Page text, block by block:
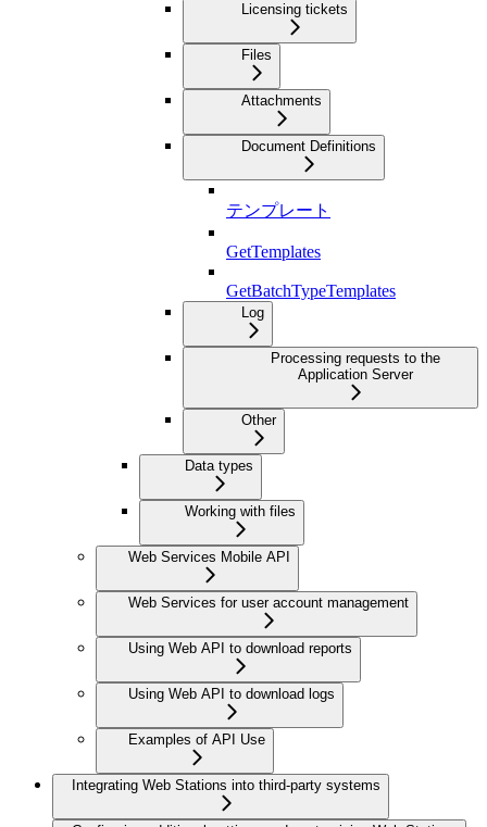
Licensing tickets
Files
Attachments
Document Definitions
テンプレート
GetTemplates
GetBatchTypeTemplates
Log
Processing requests to the
Application Server
Other
Data types
Working with files
Web Services Mobile API
Web Services for user account management
Using Web API to download reports
Using Web API to download logs
Examples of API Use
Integrating Web Stations into third-party systems